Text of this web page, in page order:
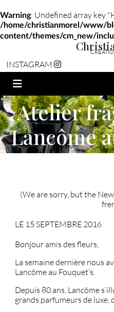
Warning: Undefined array key
/home/christianmorel/www/
content/themes/cm_new/
INSTAGRAM
Atelier
Lancôme
(We are sorry, but the
LE 15 SEPTEMBRE 2016
Bonjour amis des fleurs,
La semaine dernière nous
Lancôme au Fouquet’s.
Depuis 80 ans, Lancôme
grands parfumeurs de luxe,